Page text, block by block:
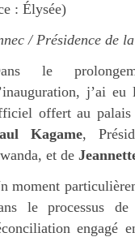
: Élysée)
/ Présidence de
le
j’ai eu
offert au palais
Kagame,
et de
moment
le processus
engagé